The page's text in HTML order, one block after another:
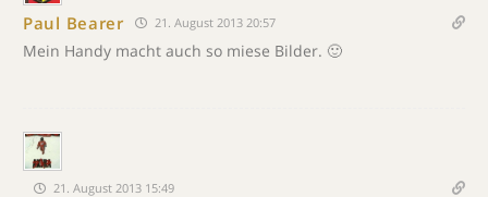
Paul Bearer 21. August 2013 20:57
Mein Handy macht auch so miese Bilder. 🙂
21. August 2013 15:49